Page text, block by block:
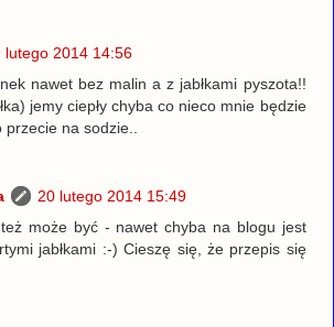
lutego 2014 14:56
nawet bez malin a z jabłkami pyszota!!
jemy ciepły chyba co nieco mnie będzie
przecie na sodzie..
20 lutego 2014 15:49
też może być - nawet chyba na blogu jest
jabłkami :-) Cieszę się, że przepis się